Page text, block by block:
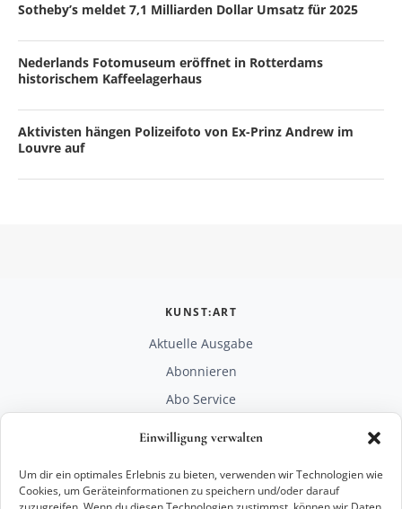
Einwilligung verwalten
Um dir ein optimales Erlebnis zu bieten, verwenden wir Technologien wie
Cookies, um Geräteinformationen zu speichern und/oder darauf
Sotheby’s meldet 7,1 Milliarden Dollar Umsatz für 2025
Nederlands Fotomuseum eröffnet in Rotterdams
historischem Kaffeelagerhaus
Aktivisten hängen Polizeifoto von Ex-Prinz Andrew im
Louvre auf
KUNST:ART
Aktuelle Ausgabe
Abonnieren
Abo Service
RECHTLICHES